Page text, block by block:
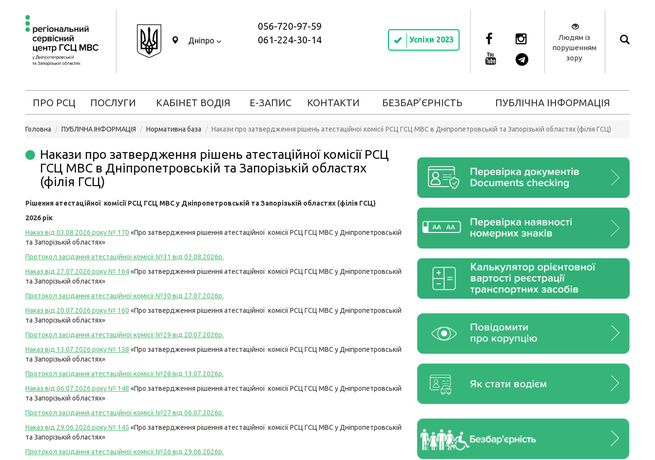
Дніпро
056-720-97-59
061-224-30-14
Успіхи 2023
Людям із
порушенням
зору
ПРО РСЦ ПОСЛУГИ КАБІНЕТ ВОДІЯ Е-ЗАПИС КОНТАКТИ БЕЗБАР’ЄРНІСТЬ ПУБЛІЧНА ІНФОРМАЦІЯ
Головна ПУБЛІЧНА ІНФОРМАЦІЯ Нормативна база Накази про затвердження рішень атестаційної комісії РСЦ ГСЦ МВС в Дніпропетровській та Запорізькій областях (філія ГСЦ)
Накази про затвердження рішень атестаційної комісії РСЦ
ГСЦ МВС в Дніпропетровській та Запорізькій областях
(філія ГСЦ)
Рішення атестаційної комісії РСЦ ГСЦ МВС у Дніпропетровській та Запорізькій областях (філія ГСЦ)
2026 рік
Наказ від 03.08.2026 року № 170 «Про затвердження рішення атестаційної комісії РСЦ ГСЦ МВС у Дніпропетровській
та Запорізькій областях»
Протокол засідання атестаційної комісії №31 від 03.08.2026р.
Наказ від 27.07.2026 року № 164«Про затвердження рішення атестаційної комісії РСЦ ГСЦ МВС у Дніпропетровській
та Запорізькій областях»
Протокол засідання атестаційної комісії №30 від 27.07.2026р.
Наказ від 20.07.2026 року № 160 «Про затвердження рішення атестаційної комісії РСЦ ГСЦ МВС у Дніпропетровській
та Запорізькій областях»
Протокол засідання атестаційної комісії №29 від 20.07.2026р.
Наказ від 13.07.2026 року № 158 «Про затвердження рішення атестаційної комісії РСЦ ГСЦ МВС у Дніпропетровській
та Запорізькій областях»
Протокол засідання атестаційної комісії №28 від 13.07.2026р.
Наказ від 06.07.2026 року № 148 «Про затвердження рішення атестаційної комісії РСЦ ГСЦ МВС у Дніпропетровській
та Запорізькій областях»
Протокол засідання атестаційної комісії №27 від 06.07.2026р.
Наказ від 29.06.2026 року № 145 «Про затвердження рішення атестаційної комісії РСЦ ГСЦ МВС у Дніпропетровській
та Запорізькій областях»
Протокол засідання атестаційної комісії №26 від 29.06.2026р.